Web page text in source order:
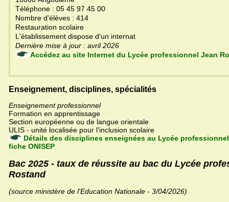
Téléphone : 05 45 97 45 00
Nombre d'élèves : 414
Restauration scolaire
L'établissement dispose d'un internat
Dernière mise à jour : avril 2026
Accédez au site Internet du Lycée professionnel
Enseignement, disciplines, spécialités
Enseignement professionnel
Formation en apprentissage
Section européenne ou de langue orientale
ULIS - unité localisée pour l'inclusion scolaire
Détails des disciplines enseignées au Lycée
fiche ONISEP
Bac 2025 - taux de réussite au bac du Lycée
Rostand
(source ministère de l'Education Nationale - 3/04/2026)